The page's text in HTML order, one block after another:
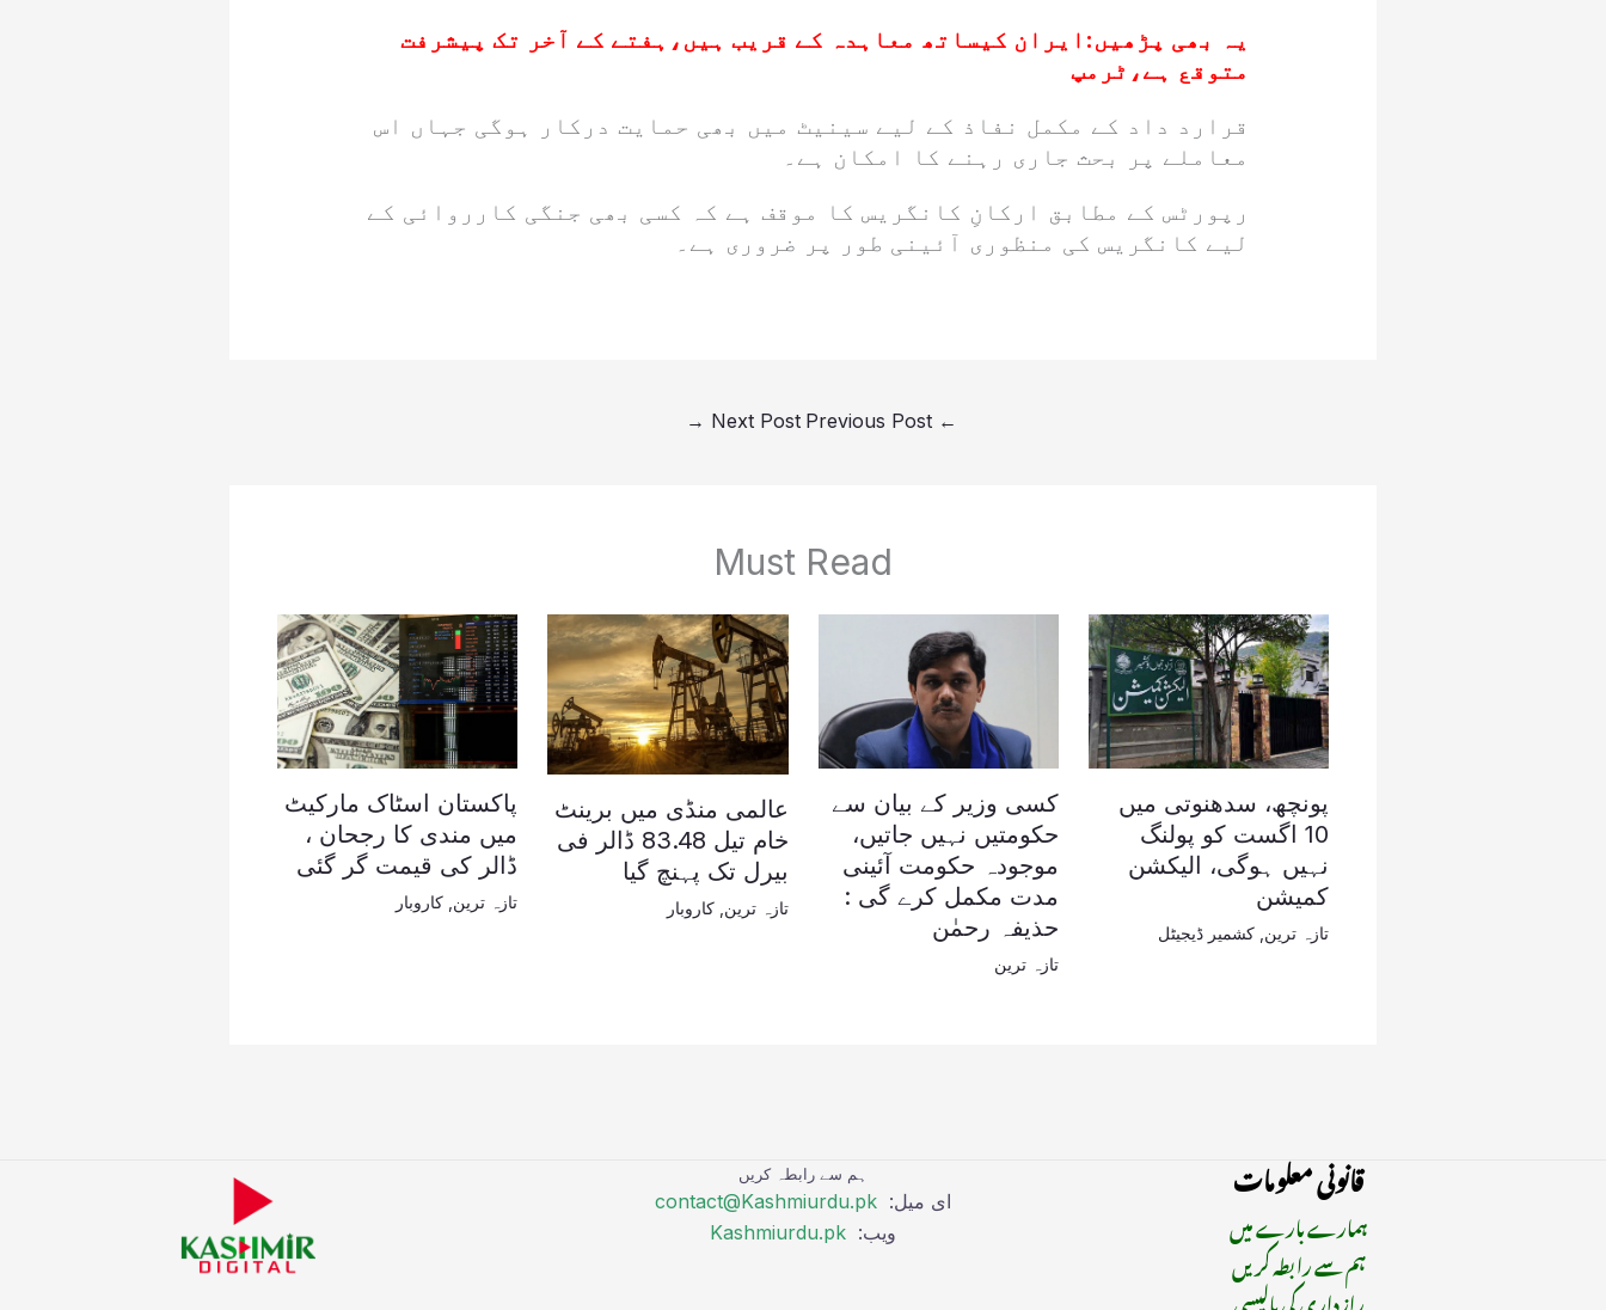
یہ بھی پڑھیں: ایران کیساتھ معاہدہ کے قریب ہیں،ہفتے کے آخر تک پیشرفت
متوقع ہے،ٹرمپ
قرارد داد کے مکمل نفاذ کے لیے سینیٹ میں بھی حمایت درکار ہوگی جہاں اس
معاملے پر بحث جاری رہنے کا امکان ہے۔
رپورٹس کے مطابق ارکانِ کانگریس کا موقف ہے کہ کسی بھی جنگی کارروائی کے
لیے کانگریس کی منظوری آئینی طور پر ضروری ہے۔
←
Next Post
→
Must Read
پونچھ، سدھنوتی میں
10 اگست کو پولنگ
نہیں ہوگی، الیکشن
کمیشن
تازہ ترین کشمیر ڈیجیٹل
کسی وزیر کے بیان سے
حکومتیں نہیں جاتیں،
موجودہ حکومت آئینی
مدت مکمل کرے گی :
حذیفہ رحمٰن
تازہ ترین
عالمی منڈی میں برینٹ
خام تیل 83.48 ڈالر فی
بیرل تک پہنچ گیا
تازہ ترین ,کاروبار
پاکستان اسٹاک مارکیٹ
میں مندی کا رجحان ،
ڈالر کی قیمت گر گئی
تازہ ترین کاروبار
قانونی معلومات
ہمارے بارے میں
ہم سے رابطہ کریں
ہم سے رابطہ کریں
ای میل: contact@Kashmiurdu.pk
ویب: Kashmiurdu.pk